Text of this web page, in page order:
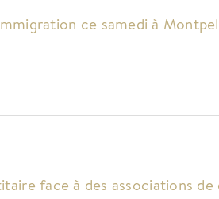
ce samedi à
face à des associations de